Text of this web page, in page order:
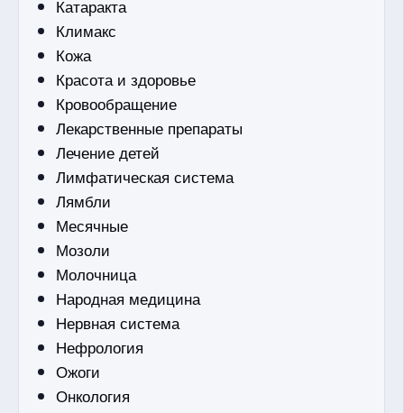
Катаракта
Климакс
Кожа
Красота и здоровье
Кровообращение
Лекарственные препараты
Лечение детей
Лимфатическая система
Лямбли
Месячные
Мозоли
Молочница
Народная медицина
Нервная система
Нефрология
Ожоги
Онкология